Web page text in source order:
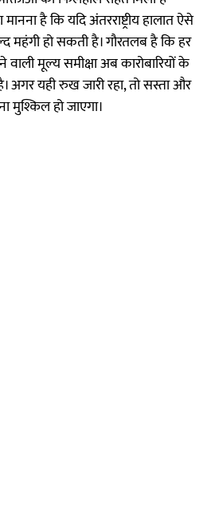
है कि यदि अंतरराष्ट्रीय हालात ऐसे
महंगी हो सकती है। गौरतलब है कि हर
मूल्य समीक्षा अब कारोबारियों के
अगर यही रुख जारी रहा, तो सस्ता और
मुश्किल हो जाएगा।